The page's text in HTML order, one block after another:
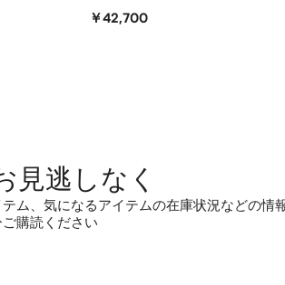
￥42,700
見逃しなく
ム、気になるアイテムの在庫状況などの情
購読ください